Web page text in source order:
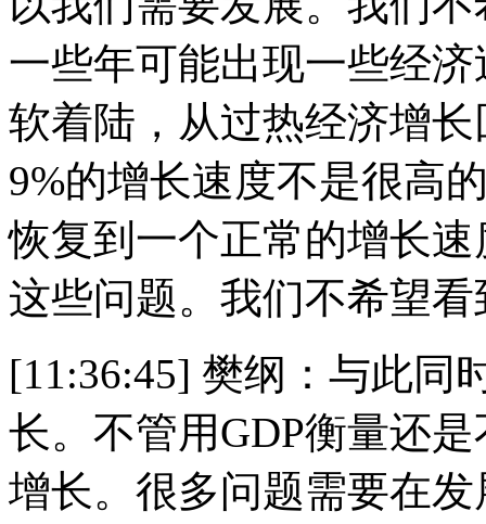
一些年可能出现一些经
软着陆，从过热经济增
9%的增长速度不是很高
恢复到一个正常的增长
这些问题。我们不希望
[11:36:45] 樊纲：与此同
长。不管用GDP衡量还
增长。很多问题需要在